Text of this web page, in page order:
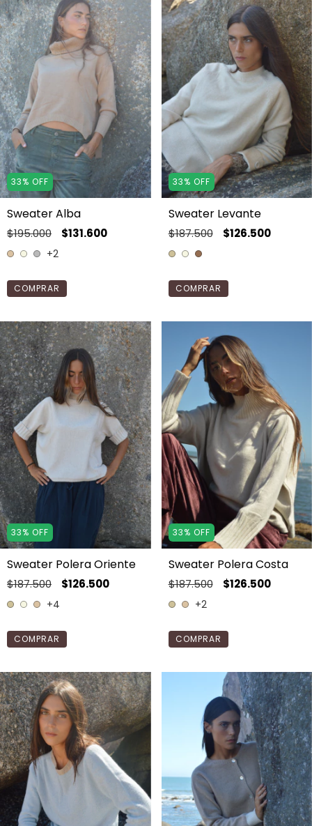
33% OFF
Sweater Alba
$195.000 $131.600
+2
COMPRAR
33% OFF
Sweater Levante
$187.500 $126.500
COMPRAR
33% OFF
Sweater Polera Oriente
$187.500 $126.500
+4
COMPRAR
33% OFF
Sweater Polera Costa
$187.500 $126.500
+2
COMPRAR